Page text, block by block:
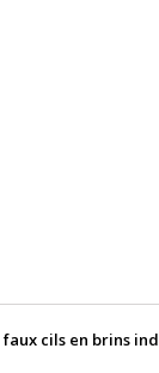
faux cils en brins